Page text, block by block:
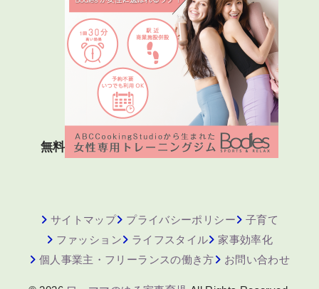
無料
サイトマップ プライバシーポリシー
子育て
ファッション
ライフスタイル
家事効率化
個人事業主・フリーランスの働き方
お問い合わせ